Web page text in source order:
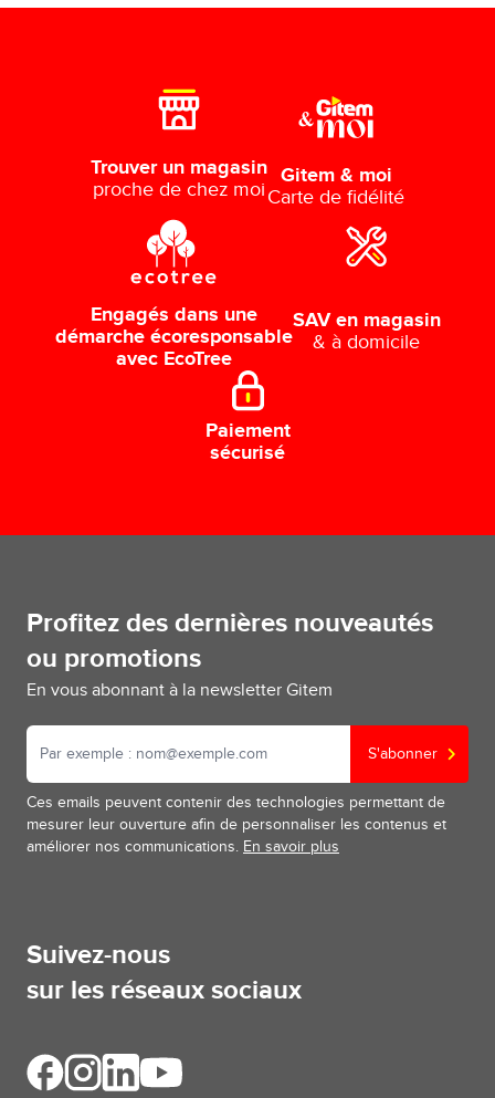
Trouver un magasin
proche de chez moi
Gitem & moi
Carte de fidélité
Engagés dans une
démarche écoresponsable
avec EcoTree
SAV en magasin
& à domicile
Paiement
sécurisé
Profitez des dernières nouveautés
ou promotions
En vous abonnant à la newsletter Gitem
S'abonner
Ces emails peuvent contenir des technologies permettant de
mesurer leur ouverture afin de personnaliser les contenus et
améliorer nos communications. En savoir plus
Suivez-nous
sur les réseaux sociaux